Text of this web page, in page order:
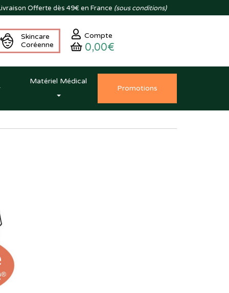
Offerte dès 49€ en France (sous conditions)
Skincare
Coréenne
Compte
0,00€
Matériel Médical
Promotions